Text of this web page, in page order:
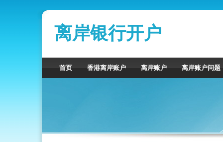
离岸银行开户
首页 香港离岸账户 离岸账户 离岸账户问题